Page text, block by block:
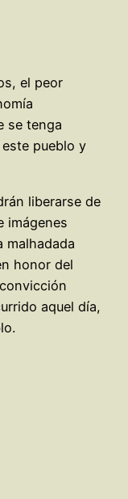
el peor
se tenga
pueblo y
liberarse de
imágenes
malhadada
honor del
aquel día,